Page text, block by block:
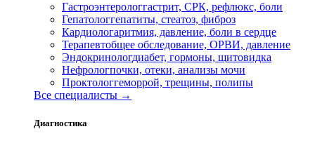
Гастроэнтерологгастрит, СРК, рефлюкс, боли
Гепатологгепатиты, стеатоз, фиброз
Кардиологаритмия, давление, боли в сердце
Терапевтобщее обследование, ОРВИ, давление
Эндокринологдиабет, гормоны, щитовидка
Нефрологпочки, отеки, анализы мочи
Проктологгеморрой, трещины, полипы
Все специалисты →
Диагностика